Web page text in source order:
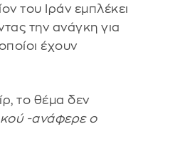
του Ιράν εμπλέκει
την ανάγκη για
έχουν
το θέμα δεν
-ανάφερε ο